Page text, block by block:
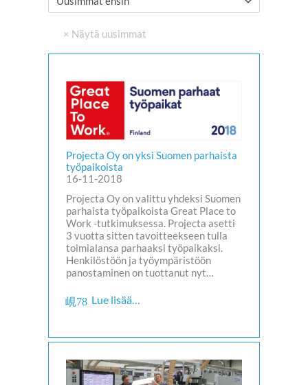
Projecta Oy on yksi Suomen parhaista
työpaikoista
16-11-2018
Projecta Oy on valittu yhdeksi Suomen
parhaista työpaikoista Great Place to
Work -tutkimuksessa. Projecta asetti
3 vuotta sitten tavoitteekseen tulla
toimialansa parhaaksi työpaikaksi.
Henkilöstöön ja työympäristöön
panostaminen on tuottanut nyt…
Lue lisää…